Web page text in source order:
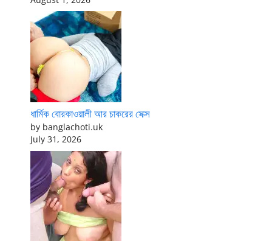
ধার্মিক বোরকাওয়ালী আর চাকরের সেক্স
by banglachoti.uk
July 31, 2026